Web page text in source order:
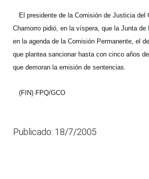
El presidente de la Comisión de Justicia del
Chamorro pidió, en la víspera, que la Junta de
en la agenda de la Comisión Permanente, el
que plantea sancionar hasta con cinco años
que demoran la emisión de sentencias.
(FIN) FPQ/GCO
Publicado: 18/7/2005